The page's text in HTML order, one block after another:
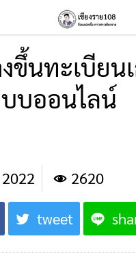
ขึ้นทะเบียน
บออนไลน์
2620
tweet